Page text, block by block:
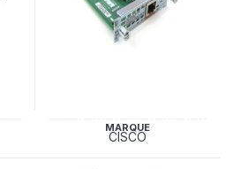
MARQUE
CISCO